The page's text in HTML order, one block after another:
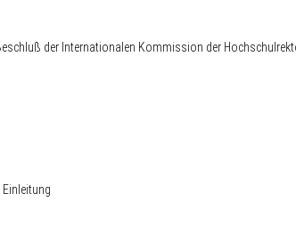
der Internationalen Kommission der
I. Einleitung